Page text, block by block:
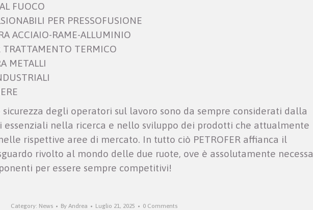
FUOCO
PER PRESSOFUSIONE
ACCIAIO-RAME-ALLUMINIO
TERMICO
METALLI
degli operatori sul lavoro sono da sempre considerati dalla
essenziali nella ricerca e nello sviluppo dei prodotti che attualmente
rispettive aree di mercato. In tutto ciò PETROFER affianca il
rivolto al mondo delle due ruote, ove è assolutamente
per essere sempre competitivi!
Category: News By Andrea Luglio 21, 2025 0 Comments